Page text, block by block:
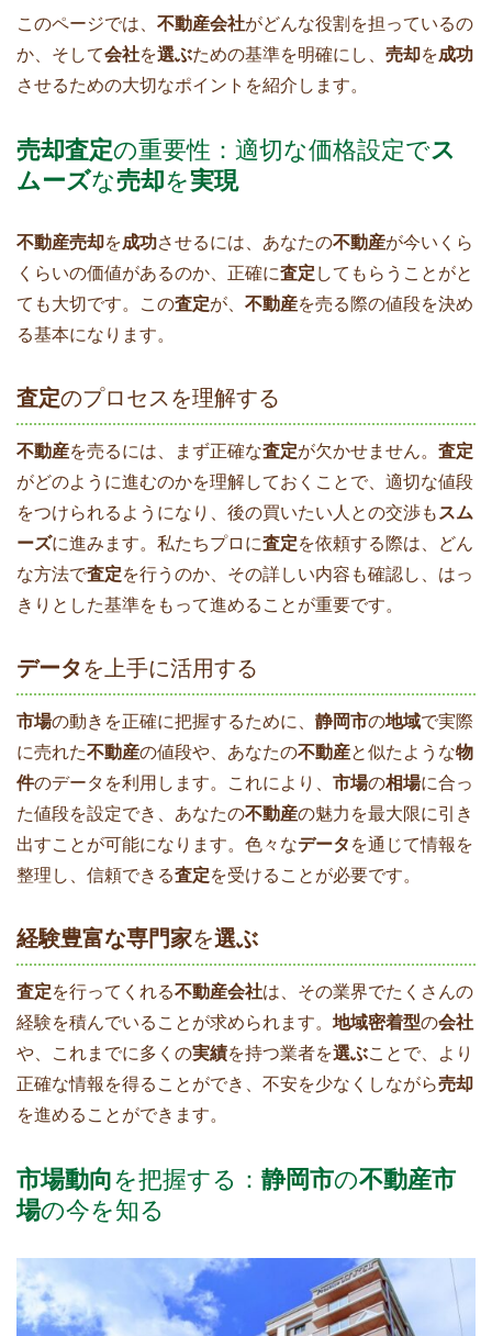
このページでは、 不動産会社がどんな役割を担っているの
か、そして会社を選ぶための基準を明確にし、 売却を成功
させるための大切なポイントを紹介します。
売却査定の重要性：適切な価格設定でス
ムーズな売却を実現
不動産売却を成功させるには、あなたの不動産が今いくら
くらいの価値があるのか、正確に査定 してもらうことがと
ても大切です。この査定が、 不動産を売る際の値段を決め
る基本になります。
査定のプロセスを理解する
不動産を売るには、まず正確な査定が欠かせません。 査定
がどのように進むのかを理解しておくことで、適切な値段
をつけられるようになり、後の買いたい人との交渉も スム
ーズに進みます。私たちプロに査定を依頼する際は、どん
な方法で査定を行うのか、その詳しい内容も確認し、はっ
きりとした基準をもって進めることが重要です。
データを上手に活用する
市場の動きを正確に把握するために、 静岡市の地域で実際
に売れた不動産の値段や、あなたの不動産と似たような物
件のデータを利用します。これにより、 市場の相場に合っ
た値段を設定でき、あなたの不動産の魅力を最大限に引き
出すことが可能になります。色々なデータ を通じて情報を
整理し、信頼できる査定を受けることが必要です。
経験豊富な専門家を選ぶ
査定を行ってくれる不動産会社は、その業界でたくさんの
経験を積んでいることが求められます。 地域密着型の会社
や、これまでに多くの実績を持つ業者を選ぶことで、より
正確な情報を得ることができ、不安を少なくしながら売却
を進めることができます。
市場動向を把握する： 静岡市の不動産市
場の今を知る